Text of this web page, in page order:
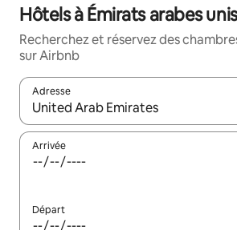
Hôtels à Émirats arabes unis
Recherchez et réservez des
sur Airbnb
Adresse
Lorsque les résultats s'affichent,
Arrivée
Départ